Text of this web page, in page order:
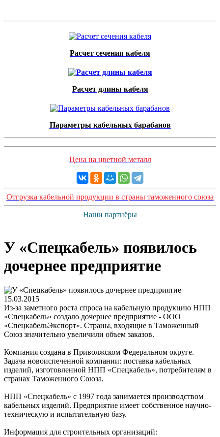
Расчет сечения кабеля
Расчет длины кабеля
Параметры кабельных барабанов
Цена на цветной металл
Отгрузка кабельной продукции в страны таможенного союза
Наши партнёры
У «Спецкабель» появилось
дочернее предприятие
15.03.2015
Из-за заметного роста спроса на кабельную продукцию НПП
«Спецкабель» создало дочернее предприятие - ООО
«СпецкабельЭкспорт». Страны, входящие в Таможенный
Союз значительно увеличили объем заказов.
Компания создана в Приволжском Федеральном округе.
Задача новоиспеченной компании: поставка кабельных
изделий, изготовленной НПП «Спецкабель», потребителям в
странах Таможенного Союза.
НПП «Спецкабель» с 1997 года занимается производством
кабельных изделий. Предприятие имеет собственное научно-
техническую и испытательную базу.
Информация для строительных организаций: